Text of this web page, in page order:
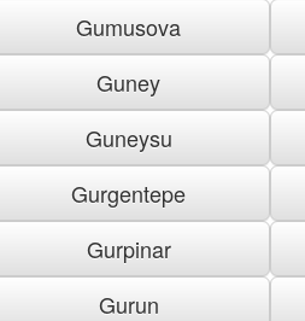
Gumusova
Guney
Guneysu
Gurgentepe
Gurpinar
Gurun